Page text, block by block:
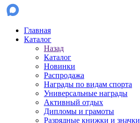
Главная
Каталог
Назад
Каталог
Новинки
Распродажа
Награды по видам спорта
Универсальные награды
Активный отдых
Дипломы и грамоты
Разрядные книжки и значки